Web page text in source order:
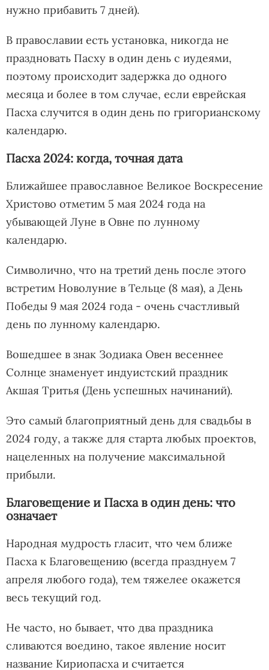
нужно прибавить 7 дней).
В православии есть установка, никогда не
праздновать Пасху в один день с иудеями,
поэтому происходит задержка до одного
месяца и более в том случае, если еврейская
Пасха случится в один день по григорианскому
календарю.
Пасха 2024: когда, точная дата
Ближайшее православное Великое Воскресение
Христово отметим 5 мая 2024 года на
убывающей Луне в Овне по лунному
календарю.
Символично, что на третий день после этого
встретим Новолуние в Тельце (8 мая), а День
Победы 9 мая 2024 года - очень счастливый
день по лунному календарю.
Вошедшее в знак Зодиака Овен весеннее
Солнце знаменует индуистский праздник
Акшая Тритья (День успешных начинаний).
Это самый благоприятный день для свадьбы в
2024 году, а также для старта любых проектов,
нацеленных на получение максимальной
прибыли.
Благовещение и Пасха в один день: что
означает
Народная мудрость гласит, что чем ближе
Пасха к Благовещению (всегда празднуем 7
апреля любого года), тем тяжелее окажется
весь текущий год.
Не часто, но бывает, что два праздника
сливаются воедино, такое явление носит
название Кириопасха и считается